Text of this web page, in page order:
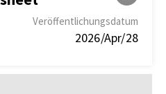
Veröffentlichungsdatum
2026/Apr/28